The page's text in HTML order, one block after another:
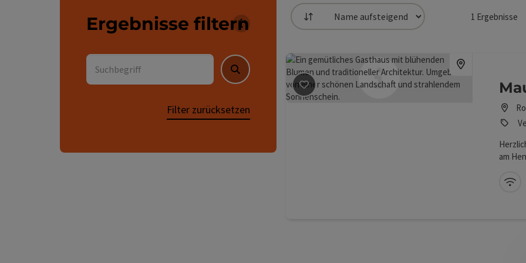
Ergebnisse filtern
Für die Liste stehen Filter zur Verfügung mit denen die
Suchbegriff
Suchen
Filter zurücksetzen
Sortierung 1 Ergebnisse
Beitrag merken
am